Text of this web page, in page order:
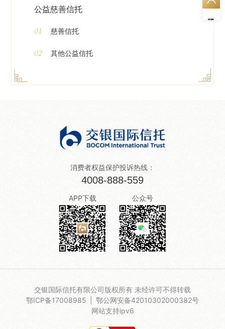
公益慈善信托
01 慈善信托
02 其他公益信托
消费者权益保护投诉热线：
4008-888-559
APP下载 公众号
交银国际信托有限公司版权所有 未经许可不得转载
鄂ICP备17008985
鄂公网安备42010302000382号
网站支持ipv6